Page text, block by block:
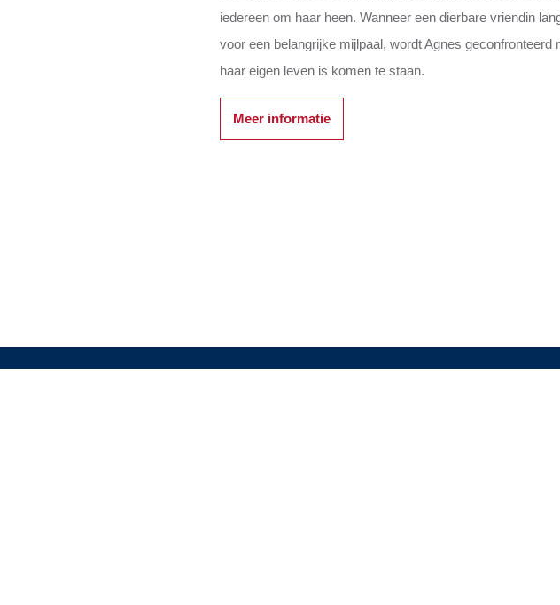
iedereen om haar heen. Wanneer een dierbare vriendin
voor een belangrijke mijlpaal, wordt Agnes geconfronteerd
haar eigen leven is komen te staan.
Meer informatie